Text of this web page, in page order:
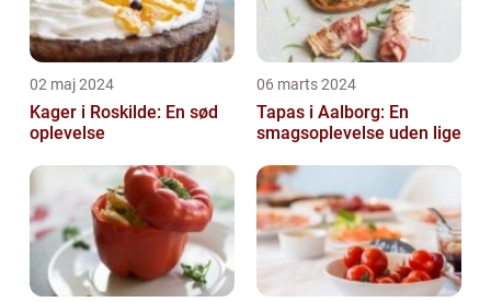
02 maj 2024
Kager i Roskilde: En sød
oplevelse
06 marts 2024
Tapas i Aalborg: En
smagsoplevelse uden lige